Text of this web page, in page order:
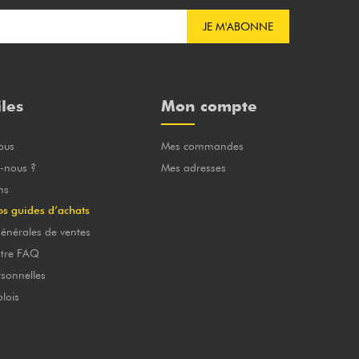
JE M'ABONNE
nous ?
guides d’achats
de ventes
FAQ
Mon compte
Mes commandes
Mes adresses